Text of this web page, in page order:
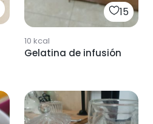
15
10 kcal
Gelatina de infusión